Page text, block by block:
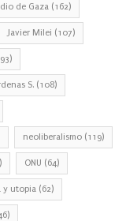
de Gaza (162)
Javier Milei (107)
S. (108)
neoliberalismo (119)
ONU (64)
y utopia (62)